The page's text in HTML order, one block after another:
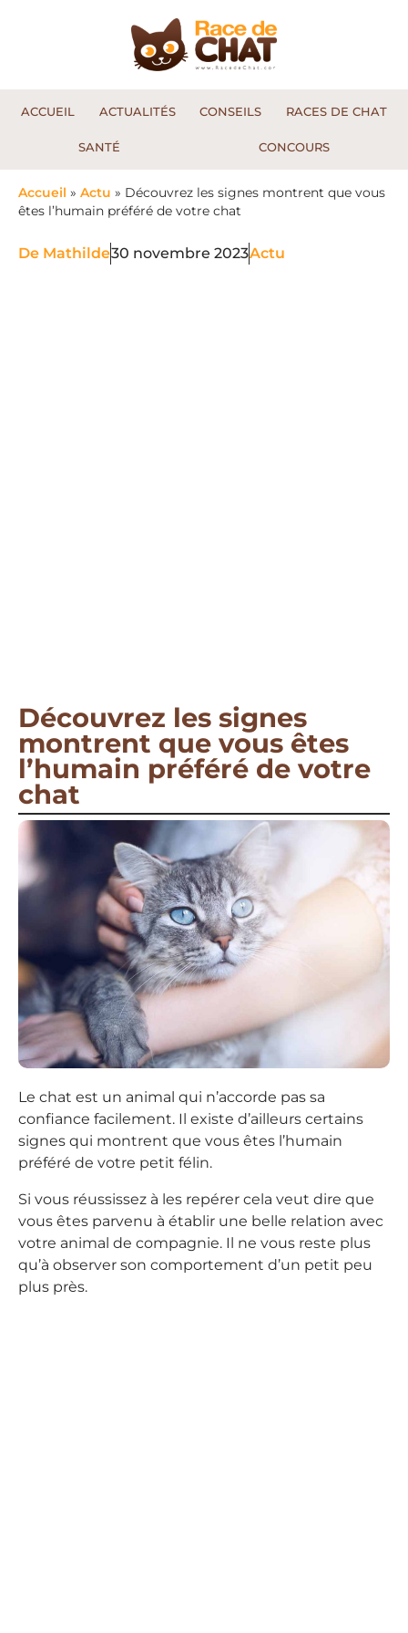
ACCUEIL ACTUALITÉS CONSEILS RACES DE CHAT
SANTÉ CONCOURS
Accueil » Actu » Découvrez les signes montrent que vous
êtes l’humain préféré de votre chat
De Mathilde30 novembre 2023Actu
Découvrez les signes
montrent que vous êtes
l’humain préféré de votre
chat
Le chat est un animal qui n’accorde pas sa
confiance facilement. Il existe d’ailleurs certains
signes qui montrent que vous êtes l’humain
préféré de votre petit félin.
Si vous réussissez à les repérer cela veut dire que
vous êtes parvenu à établir une belle relation avec
votre animal de compagnie. Il ne vous reste plus
qu’à observer son comportement d’un petit peu
plus près.